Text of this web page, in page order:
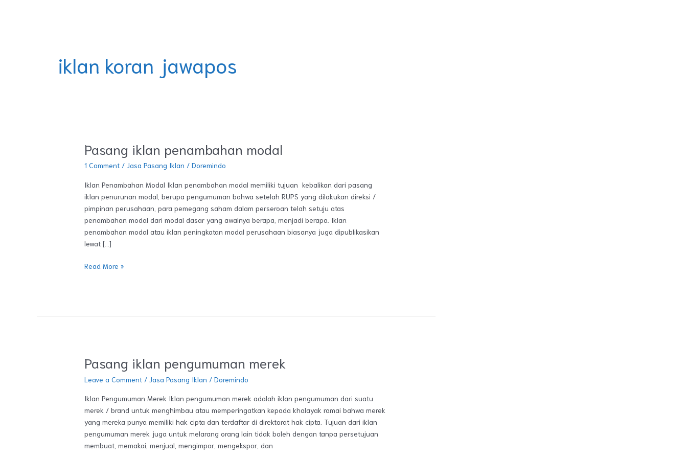
iklan koran jawapos
Pasang iklan penambahan modal
1 Comment /Jasa Pasang Iklan /Doremindo
Iklan Penambahan Modal Iklan penambahan modal memiliki tujuan kebalikan dari pasang
iklan penurunan modal, berupa pengumuman bahwa setelah RUPS yang dilakukan direksi /
pimpinan perusahaan, para pemegang saham dalam perseroan telah setuju atas
penambahan modal dari modal dasar yang awalnya berapa, menjadi berapa. Iklan
penambahan modal atau iklan peningkatan modal perusahaan biasanya juga dipublikasikan
lewat […]
Pasang
iklan
penambahan
modal
Read More »
Pasang iklan pengumuman merek
Leave a Comment /Jasa Pasang Iklan /Doremindo
Iklan Pengumuman Merek Iklan pengumuman merek adalah iklan pengumuman dari suatu
merek / brand untuk menghimbau atau memperingatkan kepada khalayak ramai bahwa merek
yang mereka punya memiliki hak cipta dan terdaftar di direktorat hak cipta. Tujuan dari iklan
pengumuman merek juga untuk melarang orang lain tidak boleh dengan tanpa persetujuan
membuat, memakai, menjual, mengimpor, mengekspor, dan
Pasang
iklan
pengumuman
merek